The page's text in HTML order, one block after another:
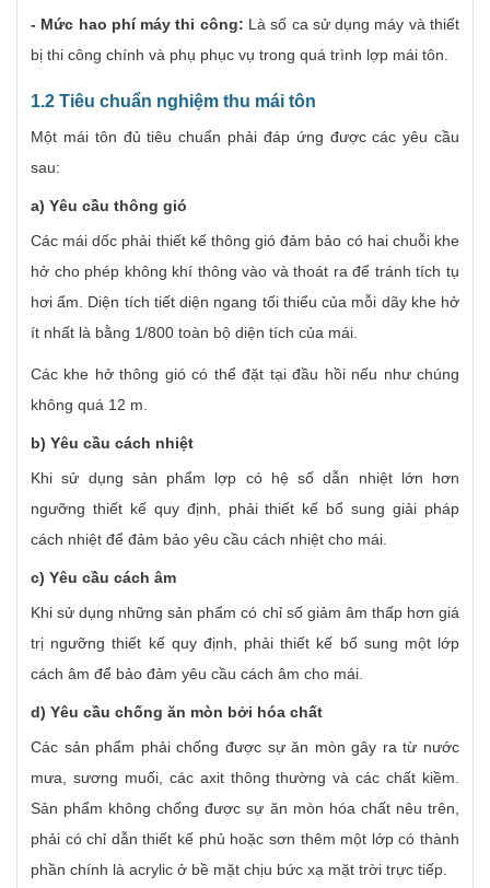
- Mức hao phí máy thi công: Là số ca sử dụng máy và thiết
bị thi công chính và phụ phục vụ trong quá trình lợp mái tôn.
1.2 Tiêu chuẩn nghiệm thu mái tôn
Một mái tôn đủ tiêu chuẩn phải đáp ứng được các yêu cầu
sau:
a) Yêu cầu thông gió
Các mái dốc phải thiết kế thông gió đảm bảo có hai chuỗi khe
hở cho phép không khí thông vào và thoát ra để tránh tích tụ
hơi ẩm. Diện tích tiết diện ngang tối thiểu của mỗi dãy khe hở
ít nhất là bằng 1/800 toàn bộ diện tích của mái.
Các khe hở thông gió có thể đặt tại đầu hồi nếu như chúng
không quá 12 m.
b) Yêu cầu cách nhiệt
Khi sử dụng sản phẩm lợp có hệ số dẫn nhiệt lớn hơn
ngưỡng thiết kế quy định, phải thiết kế bổ sung giải pháp
cách nhiệt để đảm bảo yêu cầu cách nhiệt cho mái.
c) Yêu cầu cách âm
Khi sử dụng những sản phẩm có chỉ số giảm âm thấp hơn giá
trị ngưỡng thiết kế quy định, phải thiết kế bổ sung một lớp
cách âm để bảo đảm yêu cầu cách âm cho mái.
d) Yêu cầu chống ăn mòn bởi hóa chất
Các sản phẩm phải chống được sự ăn mòn gây ra từ nước
mưa, sương muối, các axit thông thường và các chất kiềm.
Sản phẩm không chống được sự ăn mòn hóa chất nêu trên,
phải có chỉ dẫn thiết kế phủ hoặc sơn thêm một lớp có thành
phần chính là acrylic ở bề mặt chịu bức xạ mặt trời trực tiếp.